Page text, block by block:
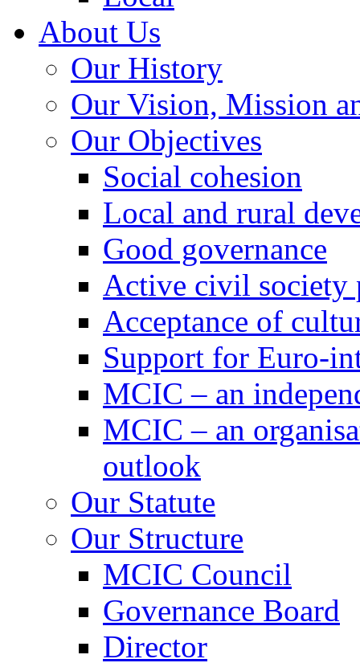
About Us
Our History
Our Vision, Mission
Our Objectives
Social cohesion
Local and rural
Good governance
Active civil society
Acceptance of
Support for Euro-
MCIC – an
MCIC – an
outlook
Our Statute
Our Structure
MCIC Council
Governance Board
Director